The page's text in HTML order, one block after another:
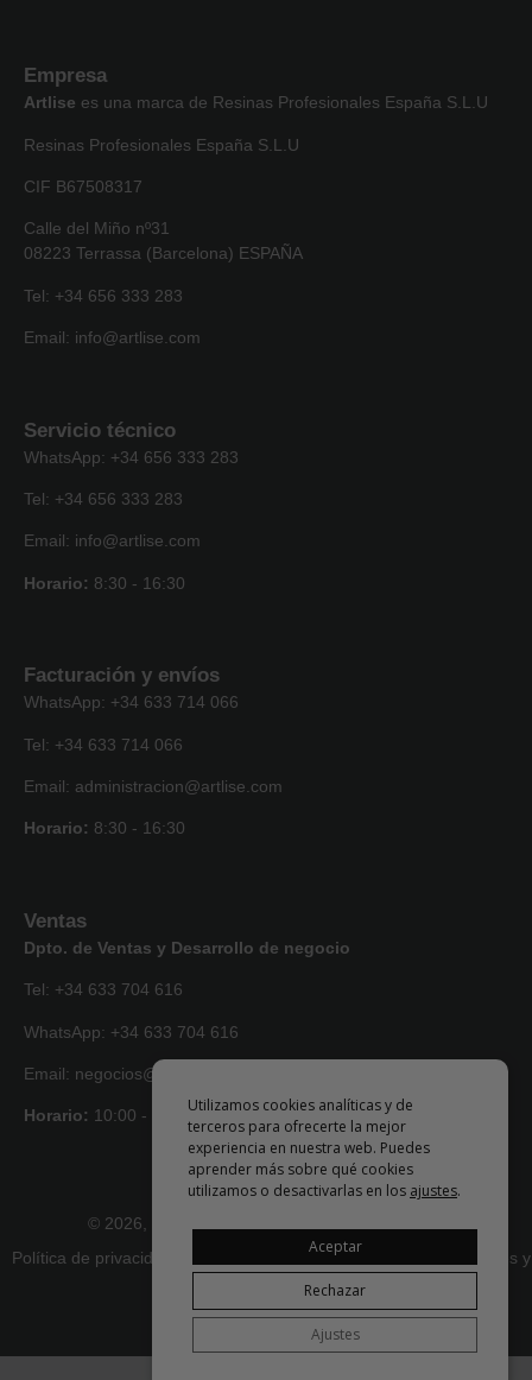
Empresa
Artlise es una marca de Resinas Profesionales España S.L.U
Resinas Profesionales España S.L.U
CIF B67508317
Calle del Miño nº31
08223 Terrassa (Barcelona) ESPAÑA
Tel: +34 656 333 283
Email: info@artlise.com
Servicio técnico
WhatsApp: +34 656 333 283
Tel: +34 656 333 283
Email: info@artlise.com
Horario: 8:30 - 16:30
Facturación y envíos
WhatsApp: +34 633 714 066
Tel: +34 633 714 066
Email: administracion@artlise.com
Horario: 8:30 - 16:30
Ventas
Dpto. de Ventas y Desarrollo de negocio
Tel: +34 633 704 616
WhatsApp: +34 633 704 616
Email: negocios@artlise.com
Horario: 10:00 - 18:00
© 2026, todos los derechos reservados • Artlise
Política de privacidad
Términos y condiciones
Devoluciones y
Utilizamos cookies analíticas y de
terceros para ofrecerte la mejor
experiencia en nuestra web. Puedes
aprender más sobre qué cookies
utilizamos o desactivarlas en los ajustes.
Aceptar
Rechazar
Ajustes